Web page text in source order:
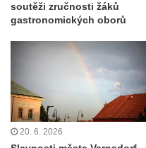
soutěži zručnosti žáků
gastronomických oborů
20. 6. 2026